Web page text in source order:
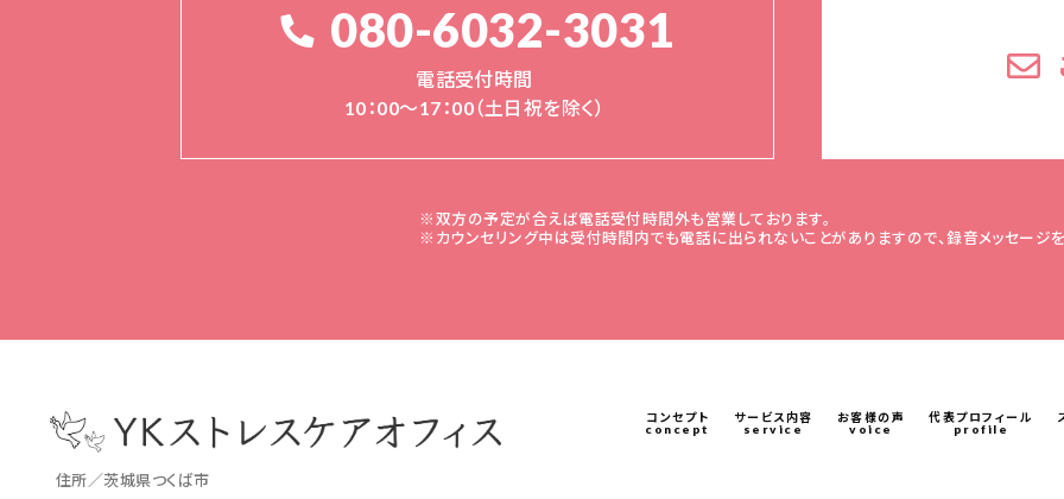
080-6032-3031
電話受付時間
10：00～17：00（土日祝を除く）
※双方の予定が合えば電話受付時間外も営業しております。
※カウンセリング中は受付時間内でも電話に出られないことがありますので、録音メッセージを
住所／茨城県つくば市
コンセプト
concept
サービス内容
service
お客様の声
voice
代表プロフィール
profile